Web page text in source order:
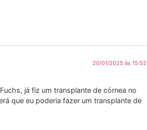
20/01/2025 às 15:52
já fiz um transplante de córnea no
que eu poderia fazer um transplante de